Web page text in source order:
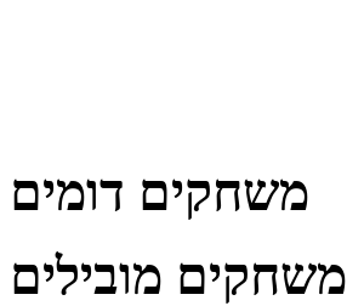
משחקים דומים
משחקים מובילים